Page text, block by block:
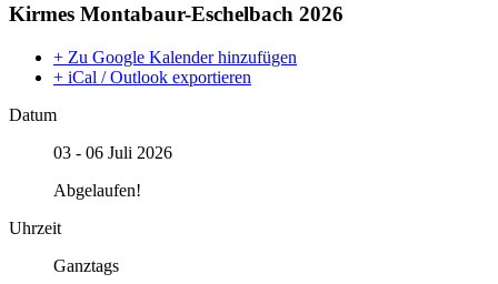
Kirmes Montabaur-Eschelbach 2026
+ Zu Google Kalender hinzufügen
+ iCal / Outlook exportieren
Datum
03 - 06 Juli 2026
Abgelaufen!
Uhrzeit
Ganztags